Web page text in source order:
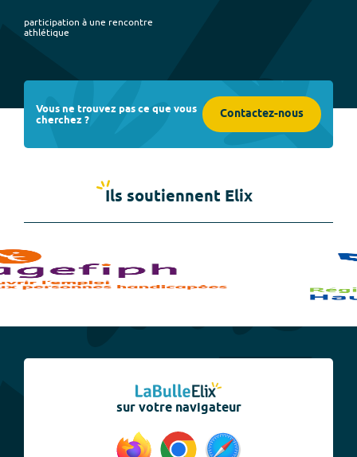
participation à une rencontre
athlétique
Vous ne trouvez pas ce que vous
cherchez ? Contactez-nous
Ils soutiennent Elix
sur votre navigateur